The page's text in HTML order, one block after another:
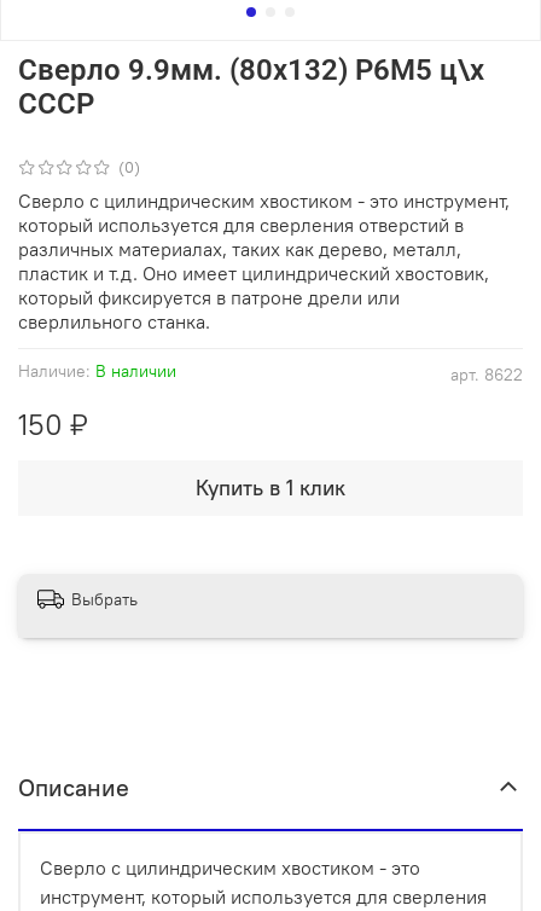
(0)
арт. 8622
Наличие: В наличии
Сверло 9.9мм. (80х132) Р6М5 ц\х
СССР
150 ₽
Купить в 1 клик
Сверло с цилиндрическим хвостиком - это инструмент,
который используется для сверления отверстий в
различных материалах, таких как дерево, металл,
пластик и т.д. Оно имеет цилиндрический хвостовик,
который фиксируется в патроне дрели или
сверлильного станка.
Выбрать
Описание
Сверло с цилиндрическим хвостиком - это
инструмент, который используется для сверления